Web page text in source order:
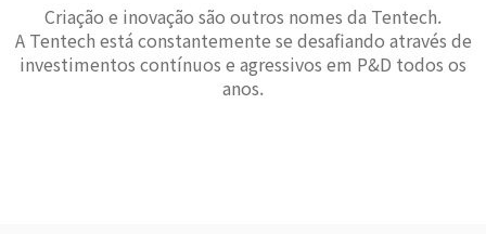
Criação e inovação são outros nomes da Tentech.
A Tentech está constantemente se desafiando através de
investimentos contínuos e agressivos em P&D todos os
anos.